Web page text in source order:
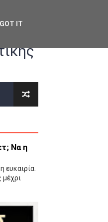
ΜΕΤΑΓΡΑΦΩΝ ΤΗΣ
Να η
ευκαιρία.
GOT IT